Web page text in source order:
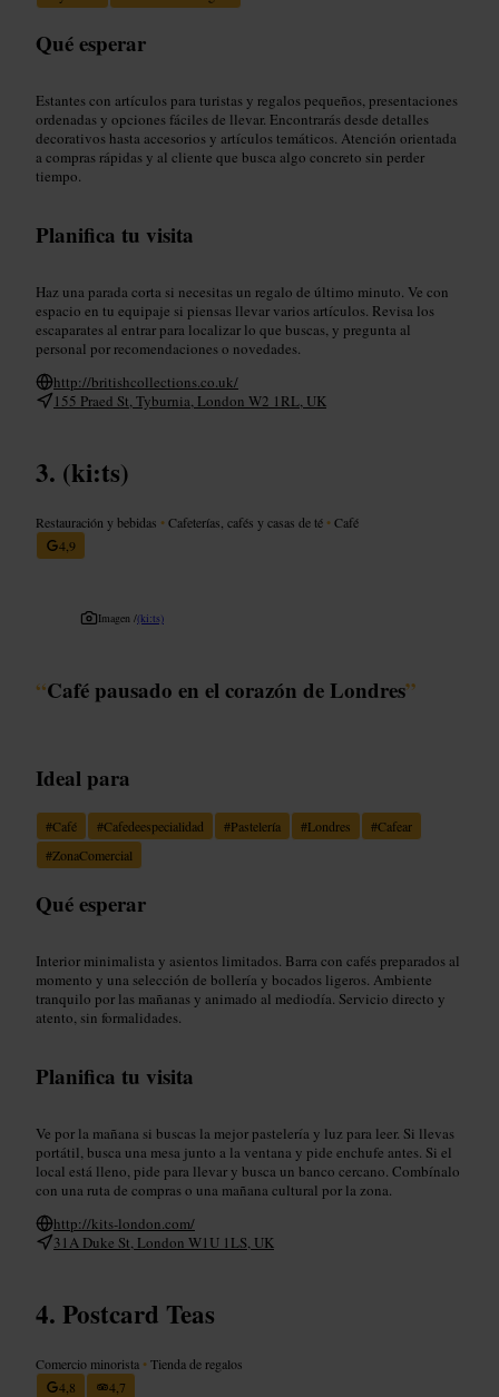
Qué esperar
Estantes con artículos para turistas y regalos pequeños, presentaciones
ordenadas y opciones fáciles de llevar. Encontrarás desde detalles
decorativos hasta accesorios y artículos temáticos. Atención orientada
a compras rápidas y al cliente que busca algo concreto sin perder
tiempo.
Planifica tu visita
Haz una parada corta si necesitas un regalo de último minuto. Ve con
espacio en tu equipaje si piensas llevar varios artículos. Revisa los
escaparates al entrar para localizar lo que buscas, y pregunta al
personal por recomendaciones o novedades.
http://britishcollections.co.uk/
155 Praed St, Tyburnia, London W2 1RL, UK
(ki:ts)
Restauración y bebidas •Cafeterías, cafés y casas de té •Café
4,9
Imagen /(ki:ts)
“Café pausado en el corazón de Londres”
Ideal para
#Café #Cafedeespecialidad #Pastelería #Londres #Cafear
#ZonaComercial
Qué esperar
Interior minimalista y asientos limitados. Barra con cafés preparados al
momento y una selección de bollería y bocados ligeros. Ambiente
tranquilo por las mañanas y animado al mediodía. Servicio directo y
atento, sin formalidades.
Planifica tu visita
Ve por la mañana si buscas la mejor pastelería y luz para leer. Si llevas
portátil, busca una mesa junto a la ventana y pide enchufe antes. Si el
local está lleno, pide para llevar y busca un banco cercano. Combínalo
con una ruta de compras o una mañana cultural por la zona.
http://kits-london.com/
31A Duke St, London W1U 1LS, UK
Postcard Teas
Comercio minorista •Tienda de regalos
4,8
4,7